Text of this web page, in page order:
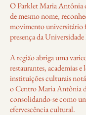
O Parklet Maria Antônia
de mesmo nome,
movimento universitário
presença da
A região abriga uma
restaurantes, academias e
instituições culturais
o Centro Maria Antônia
consolidando-se como
efervescência cultural.